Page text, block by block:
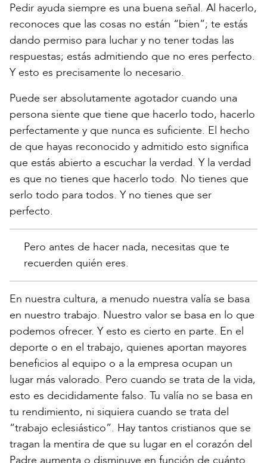
Pedir ayuda siempre es una buena señal. Al hacerlo,
reconoces que las cosas no están “bien”; te estás
dando permiso para luchar y no tener todas las
respuestas; estás admitiendo que no eres perfecto.
Y esto es precisamente lo necesario.
Puede ser absolutamente agotador cuando una
persona siente que tiene que hacerlo todo, hacerlo
perfectamente y que nunca es suficiente. El hecho
de que hayas reconocido y admitido esto significa
que estás abierto a escuchar la verdad. Y la verdad
es que no tienes que hacerlo todo. No tienes que
serlo todo para todos. Y no tienes que ser
perfecto.
Pero antes de hacer nada, necesitas que te
recuerden quién eres.
En nuestra cultura, a menudo nuestra valía se basa
en nuestro trabajo. Nuestro valor se basa en lo que
podemos ofrecer. Y esto es cierto en parte. En el
deporte o en el trabajo, quienes aportan mayores
beneficios al equipo o a la empresa ocupan un
lugar más valorado. Pero cuando se trata de la vida,
esto es decididamente falso. Tu valía no se basa en
tu rendimiento, ni siquiera cuando se trata del
“trabajo eclesiástico”. Hay tantos cristianos que se
tragan la mentira de que su lugar en el corazón del